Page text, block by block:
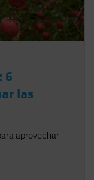
6
las
aprovechar